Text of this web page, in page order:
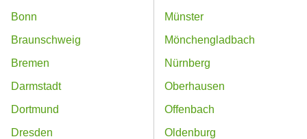
Bonn
Braunschweig
Bremen
Darmstadt
Dortmund
Dresden
Münster
Mönchengladbach
Nürnberg
Oberhausen
Offenbach
Oldenburg